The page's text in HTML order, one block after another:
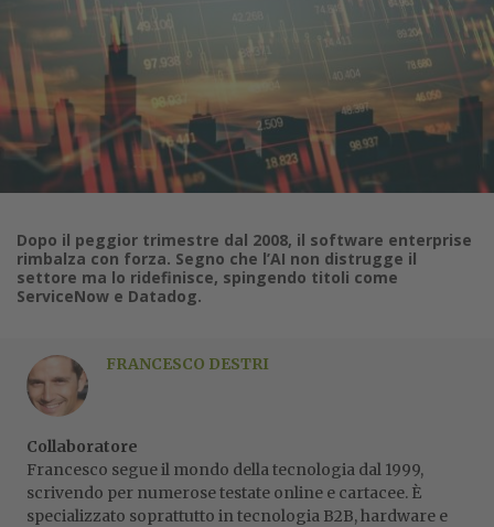
Dopo il peggior trimestre dal 2008, il software enterprise
rimbalza con forza. Segno che l’AI non distrugge il
settore ma lo ridefinisce, spingendo titoli come
ServiceNow e Datadog.
FRANCESCO DESTRI
Collaboratore
Francesco segue il mondo della tecnologia dal 1999,
scrivendo per numerose testate online e cartacee. È
specializzato soprattutto in tecnologia B2B, hardware e